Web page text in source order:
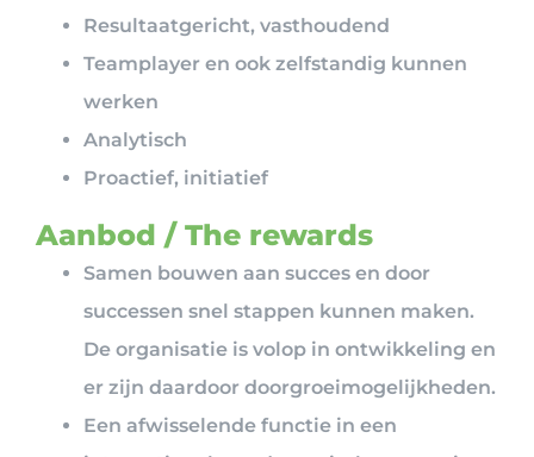
Resultaatgericht, vasthoudend
Teamplayer en ook zelfstandig kunnen
werken
Analytisch
Proactief, initiatief
Aanbod / The rewards
Samen bouwen aan succes en door
successen snel stappen kunnen maken.
De organisatie is volop in ontwikkeling en
er zijn daardoor doorgroeimogelijkheden.
Een afwisselende functie in een